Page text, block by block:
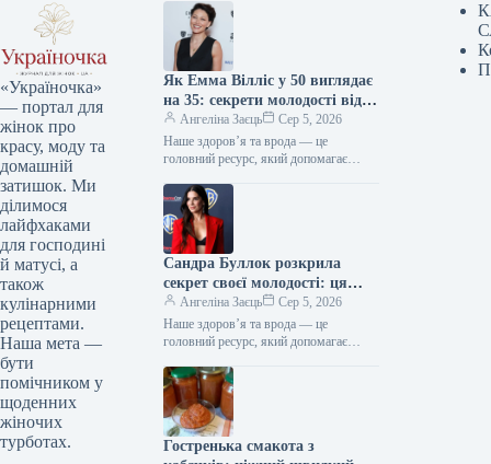
«Україночка»
— портал для
жінок про
красу, моду та
домашній
затишок. Ми
ділимося
лайфхаками
для господині
й матусі, а
також
кулінарними
рецептами.
Наша мета —
бути
помічником у
щоденних
жіночих
турботах.
Як Емма Вілліс у 50 виглядає
на 35: секрети молодості від
зірки
Ангеліна Заєць
Сер 5, 2026
Наше здоров’я та врода — це
головний ресурс, який допомагає
Редакція «Україночки» підготувала
для вас…
Сандра Буллок розкрила
секрет своєї молодості: ця
звичка дивує світ
Ангеліна Заєць
Сер 5, 2026
Наше здоров’я та врода — це
головний ресурс, який допомагає
Редакція «Україночки» підготувала
для вас…
Гостренька смакота з